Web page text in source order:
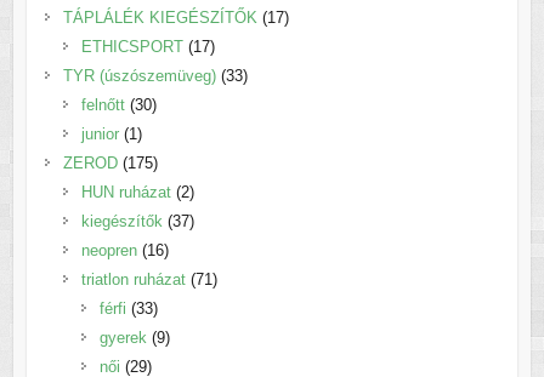
termék
TÁPLÁLÉK KIEGÉSZÍTŐK 1717
ETHICSPORT 1717
termék
TYR (úszószemüveg) 3333
felnőtt 3030
junior 1 1
termék
ZEROD 175175
termék
HUN ruházat 22
termék
kiegészítők 3737
neopren 1616
termék
triatlon ruházat 71 71
férfi 3333
termék
gyerek 99
női 2929